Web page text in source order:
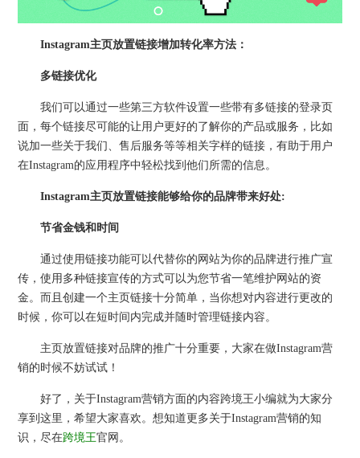
Instagram主页放置链接增加转化率方法：
多链接优化
我们可以通过一些第三方软件设置一些带有多链接的登录页
面，每个链接尽可能的让用户更好的了解你的产品或服务，比如
说加一些关于我们、售后服务等等相关字样的链接，有助于用户
在Instagram的应用程序中轻松找到他们所需的信息。
Instagram主页放置链接能够给你的品牌带来好处:
节省金钱和时间
通过使用链接功能可以代替你的网站为你的品牌进行推广宣
传，使用多种链接宣传的方式可以为您节省一笔维护网站的资
金。而且创建一个主页链接十分简单，当你想对内容进行更改的
时候，你可以在短时间内完成并随时管理链接内容。
主页放置链接对品牌的推广十分重要，大家在做Instagram营
销的时候不妨试试！
好了，关于Instagram营销方面的内容跨境王小编就为大家分
享到这里，希望大家喜欢。想知道更多关于Instagram营销的知
识，尽在跨境王官网。